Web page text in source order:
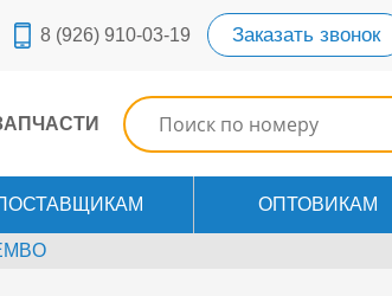
8 (926) 910-03-19 Заказать звонок
ОПТОВИКАМ